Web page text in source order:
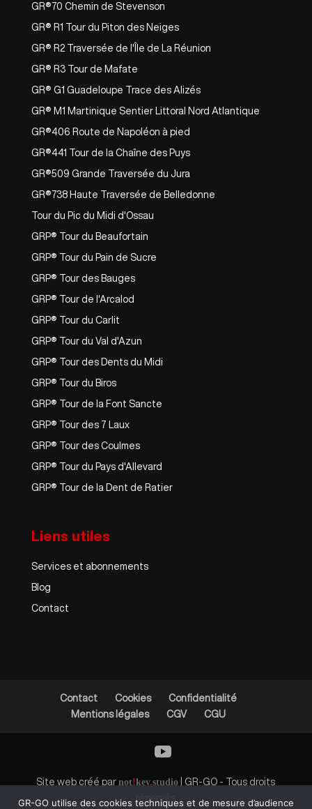
GR®70 Chemin de Stevenson
GR® R1 Tour du Piton des Neiges
GR® R2 Traversée de l'Île de La Réunion
GR® R3 Tour de Mafate
GR® G1 Guadeloupe Trace des Alizés
GR® M1 Martinique Sentier Littoral Nord Atlantique
GR®406 Route de Napoléon à pied
GR®441 Tour de la Chaîne des Puys
GR®509 Grande Traversée du Jura
GR®738 Haute Traversée de Belledonne
Tour du Pic du Midi d'Ossau
GRP® Tour du Beaufortain
GRP® Tour du Pain de Sucre
GRP® Tour des Bauges
GRP® Tour de l'Arcalod
GRP® Tour du Carlit
GRP® Tour du Val d'Azun
GRP® Tour des Dents du Midi
GRP® Tour du Biros
GRP® Tour de la Font Sancte
GRP® Tour des 7 Laux
GRP® Tour des Coulmes
GRP® Tour du Pays d'Allevard
GRP® Tour de la Dent de Ratier
Liens utiles
Services et abonnements
Blog
Contact
Contact Cookies
Confidentialité
Mentions légales
CGV CGU
Site web créé parnot!key.studio | GR-GO - Tous droits
réservés
GR-GO utilise des cookies techniques et de mesure d’audience